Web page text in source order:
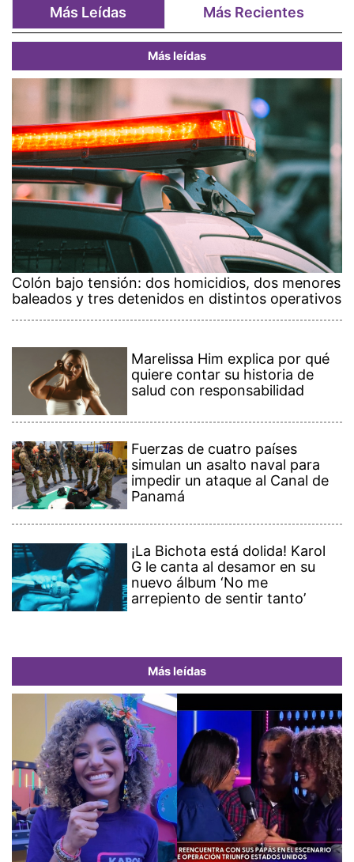
Más Leídas Más Recientes
Más leídas
Colón bajo tensión: dos homicidios, dos menores
baleados y tres detenidos en distintos operativos
Marelissa Him explica por qué
quiere contar su historia de
salud con responsabilidad
Fuerzas de cuatro países
simulan un asalto naval para
impedir un ataque al Canal de
Panamá
¡La Bichota está dolida! Karol
G le canta al desamor en su
nuevo álbum ‘No me
arrepiento de sentir tanto’
Más leídas